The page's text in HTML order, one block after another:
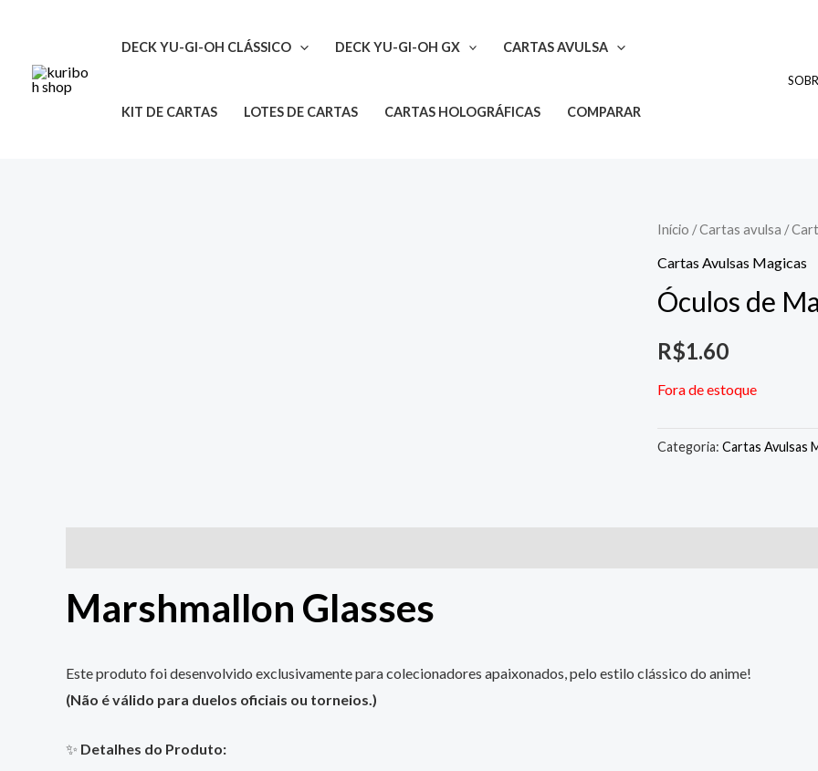
conteúdo
DECK YU-GI-OH CLÁSSICO DECK YU-GI-OH GX CARTAS AVULSA
KIT DE CARTAS LOTES DE CARTAS CARTAS HOLOGRÁFICAS COMPARAR
Início /Cartas avulsa /
Cartas Avulsas Magicas
Óculos de
R$1.60
Fora de estoque
Categoria: Cartas Avulsas
Marshmallon Glasses
Este produto foi desenvolvido exclusivamente para colecionadores apaixonados, pelo estilo clássico do anime!
(Não é válido para duelos oficiais ou torneios.)
✨ Detalhes do Produto: